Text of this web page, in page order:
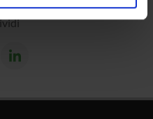
inoltre
il nostro sito con i
potrebbero combinarle